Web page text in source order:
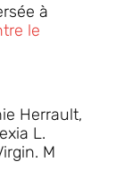
à
le
Herrault,
L.
M